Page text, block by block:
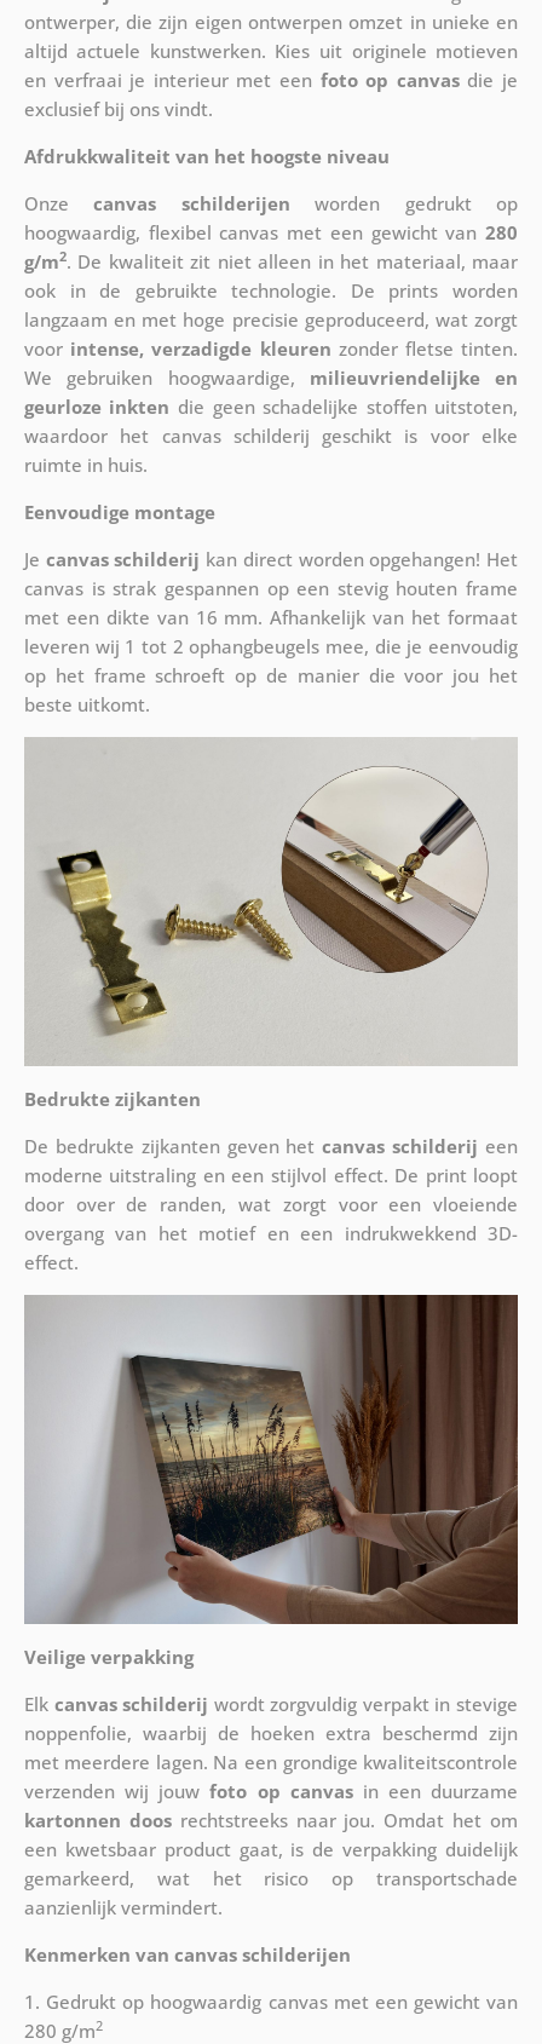
ontwerper, die zijn eigen ontwerpen omzet in unieke en
altijd actuele kunstwerken. Kies uit originele motieven
en verfraai je interieur met een foto op canvasdie je
exclusief bij ons vindt.
Afdrukkwaliteit van het hoogste niveau
Onzecanvas schilderijen worden gedrukt op
hoogwaardig, flexibel canvas met een gewicht van280
g/m2. De kwaliteit zit niet alleen in het materiaal, maar
ook in de gebruikte technologie. De prints worden
langzaam en met hoge precisie geproduceerd, wat zorgt
voor intense, verzadigde kleuren zonder fletse tinten.
We gebruiken hoogwaardige, milieuvriendelijke en
geurloze inkten die geen schadelijke stoffen uitstoten,
waardoor het canvas schilderij geschikt is voor elke
ruimte in huis.
Eenvoudige montage
Je canvas schilderij kan direct worden opgehangen! Het
canvas is strak gespannen op een stevig houten frame
met een dikte van 16 mm. Afhankelijk van het formaat
leveren wij 1 tot 2 ophangbeugels mee, die je eenvoudig
op het frame schroeft op de manier die voor jou het
beste uitkomt.
Bedrukte zijkanten
De bedrukte zijkanten geven hetcanvas schilderij een
moderne uitstraling en een stijlvol effect. De print loopt
door over de randen, wat zorgt voor een vloeiende
overgang van het motief en een indrukwekkend 3D-
effect.
Veilige verpakking
Elk canvas schilderij wordt zorgvuldig verpakt in stevige
noppenfolie, waarbij de hoeken extra beschermd zijn
met meerdere lagen. Na een grondige kwaliteitscontrole
verzenden wij jouwfoto op canvasin een duurzame
kartonnen doosrechtstreeks naar jou. Omdat het om
een kwetsbaar product gaat, is de verpakking duidelijk
gemarkeerd, wat het risico op transportschade
aanzienlijk vermindert.
Kenmerken van canvas schilderijen
1. Gedrukt op hoogwaardig canvas met een gewicht van
280 g/m2